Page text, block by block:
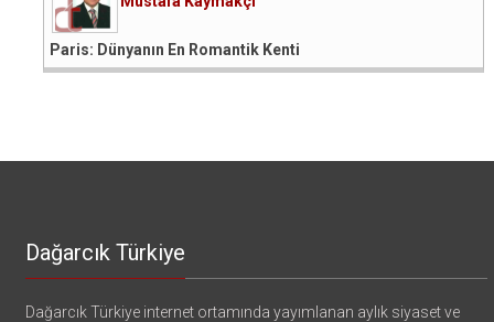
Paris: Dünyanın En Romantik Kenti
Dağarcık Türkiye
Dağarcık Türkiye internet ortamında yayımlanan aylık siyaset ve